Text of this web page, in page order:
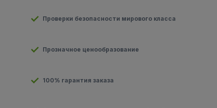
Проверки безопасности мирового класса
Прозначное ценообразование
100% гарантия заказа